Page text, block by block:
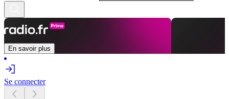
En savoir plus
Se connecter